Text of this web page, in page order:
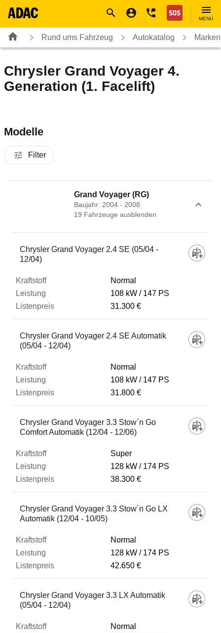
Nothilfe
MENÜ
Rund ums Fahrzeug Autokatalog
Chrysler Grand Voyager 4.
Generation (1. Facelift)
Modelle
Filter
Grand Voyager (RG)
Baujahr: 2004 - 2008
19 Fahrzeuge ausblenden
Fahrzeug
Kraftstoff
Leistung
Listenpreis
Chrysler Grand Voyager 2.4 SE (05/04 -
12/04)
Normal
108 kW
147 PS
31.300 €
Chrysler Grand Voyager 2.4 SE Automatik
(05/04 - 12/04)
Normal
108 kW
147 PS
31.800 €
Chrysler Grand Voyager 3.3 Stow´n Go
Comfort Automatik (12/04 - 12/06)
Super
128 kW
174 PS
38.300 €
Chrysler Grand Voyager 3.3 Stow´n Go LX
Automatik (12/04 - 10/05)
Normal
128 kW
174 PS
42.650 €
Chrysler Grand Voyager 3.3 LX Automatik
(05/04 - 12/04)
Normal